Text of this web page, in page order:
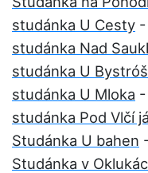
studánka U Cesty
studánka Nad
studánka U
studánka U Mloka -
studánka Pod Vlčí
Studánka U bahen
Studánka v